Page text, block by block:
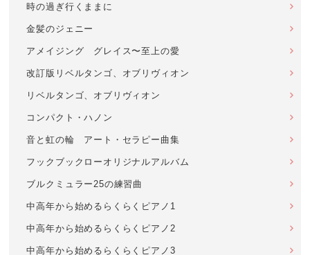
時の過ぎ行くままに
金髪のジェニー
アメイジング グレイス〜至上の愛
改訂版リベルタンゴ、オブリヴィオン
リベルタンゴ、オブリヴィオン
コンパクト・ハノン
音と虹の輪 アート・セラピー曲集
フックブックローオリジナルアルバム
ブルクミュラー25の練習曲
中高年から始めるらくらくピアノ1
中高年から始めるらくらくピアノ2
中高年から始めるらくらくピアノ3